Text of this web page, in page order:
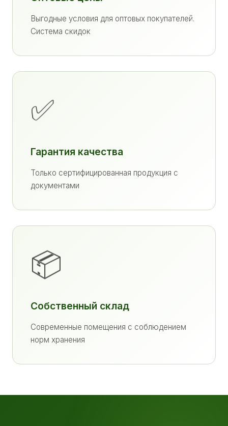
Выгодные условия для оптовых покупателей.
Система скидок
✅
Гарантия качества
Только сертифицированная продукция с
документами
📦
Собственный склад
Современные помещения с соблюдением
норм хранения